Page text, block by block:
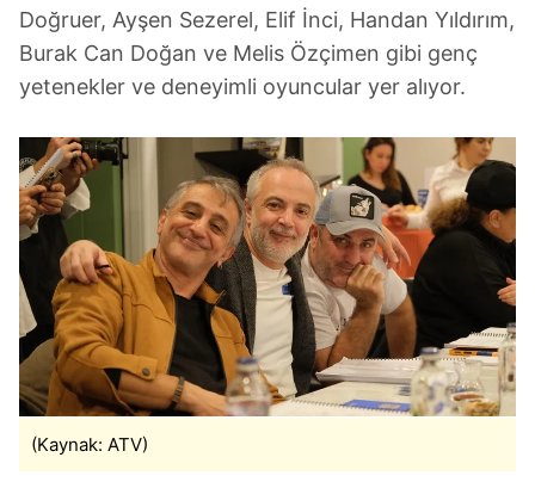
Doğruer, Ayşen Sezerel, Elif İnci, Handan Yıldırım,
Burak Can Doğan ve Melis Özçimen gibi genç
yetenekler ve deneyimli oyuncular yer alıyor.
(Kaynak: ATV)